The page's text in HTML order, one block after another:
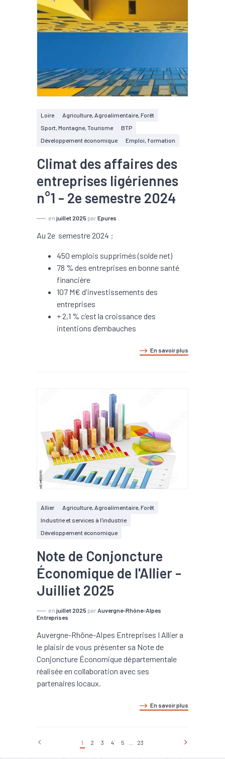
Loire
Agriculture, Agroalimentaire, Forêt
Sport, Montagne, Tourisme
BTP
Développement économique
Emploi, formation
Climat des affaires des
entreprises ligériennes
n°1 - 2e semestre 2024
en juillet 2025 par Epures
Au 2e semestre 2024 :
450 emplois supprimés (solde net)
78 % des entreprises en bonne santé
financière
107 M€ d'investissements des
entreprises
+ 2,1 % c’est la croissance des
intentions d’embauches
En savoir plus
Allier
Agriculture, Agroalimentaire, Forêt
Industrie et services à l'industrie
Développement économique
Note de Conjoncture
Économique de l'Allier -
Juilliet 2025
en juillet 2025 par Auvergne-Rhône-Alpes
Entreprises
Auvergne-Rhône-Alpes Entreprises I Allier a
le plaisir de vous présenter sa Note de
Conjoncture Économique départementale
réalisée en collaboration avec ses
partenaires locaux.
En savoir plus
1 2 3 4 5 23